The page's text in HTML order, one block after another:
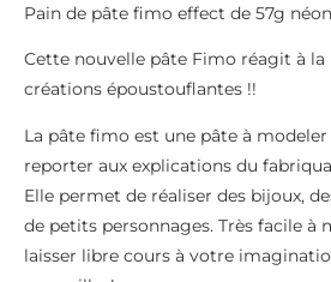
Pain de pâte fimo effect de 57g
Cette nouvelle pâte Fimo réagit à
créations époustouflantes !!
La pâte fimo est une pâte à
reporter aux explications du
Elle permet de réaliser des bijoux,
de petits personnages. Très facile à
laisser libre cours à votre